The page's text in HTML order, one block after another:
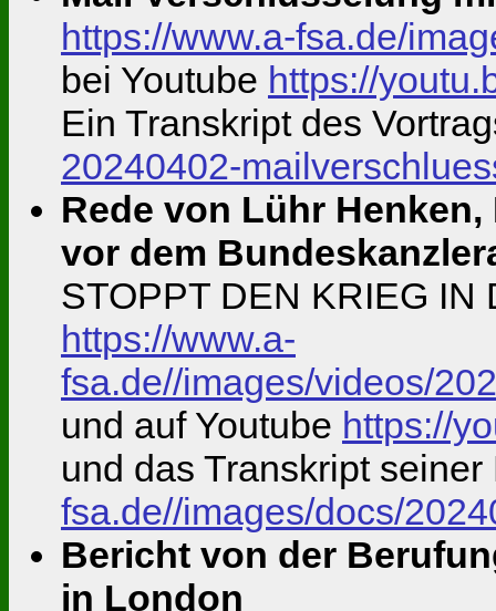
https://www.a-fsa.de/
bei Youtube https://
Ein Transkript des
20240402-
Rede von Lühr
vor dem
STOPPT DEN KRIEG IN
https://www.a-
fsa.de//images/videos/
und auf Youtube https://
und das Transkript
fsa.de//images/docs/
Bericht von der
in London